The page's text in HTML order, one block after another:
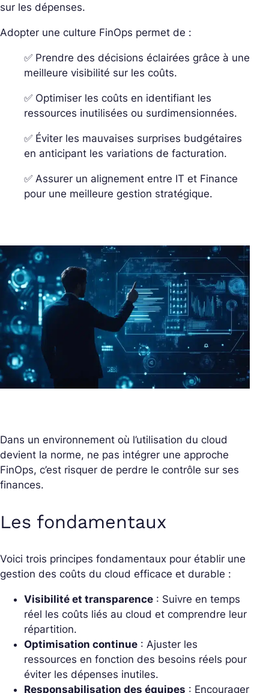
sur les dépenses.
Adopter une culture FinOps permet de :
✅ Prendre des décisions éclairées grâce à une
meilleure visibilité sur les coûts.
✅ Optimiser les coûts en identifiant les
ressources inutilisées ou surdimensionnées.
✅ Éviter les mauvaises surprises budgétaires
en anticipant les variations de facturation.
✅ Assurer un alignement entre IT et Finance
pour une meilleure gestion stratégique.
Dans un environnement où l’utilisation du cloud
devient la norme, ne pas intégrer une approche
FinOps, c’est risquer de perdre le contrôle sur ses
finances.
Les fondamentaux
Voici trois principes fondamentaux pour établir une
gestion des coûts du cloud efficace et durable :
Visibilité et transparence : Suivre en temps
réel les coûts liés au cloud et comprendre leur
répartition.
Optimisation continue : Ajuster les
ressources en fonction des besoins réels pour
éviter les dépenses inutiles.
Responsabilisation des équipes : Encourager